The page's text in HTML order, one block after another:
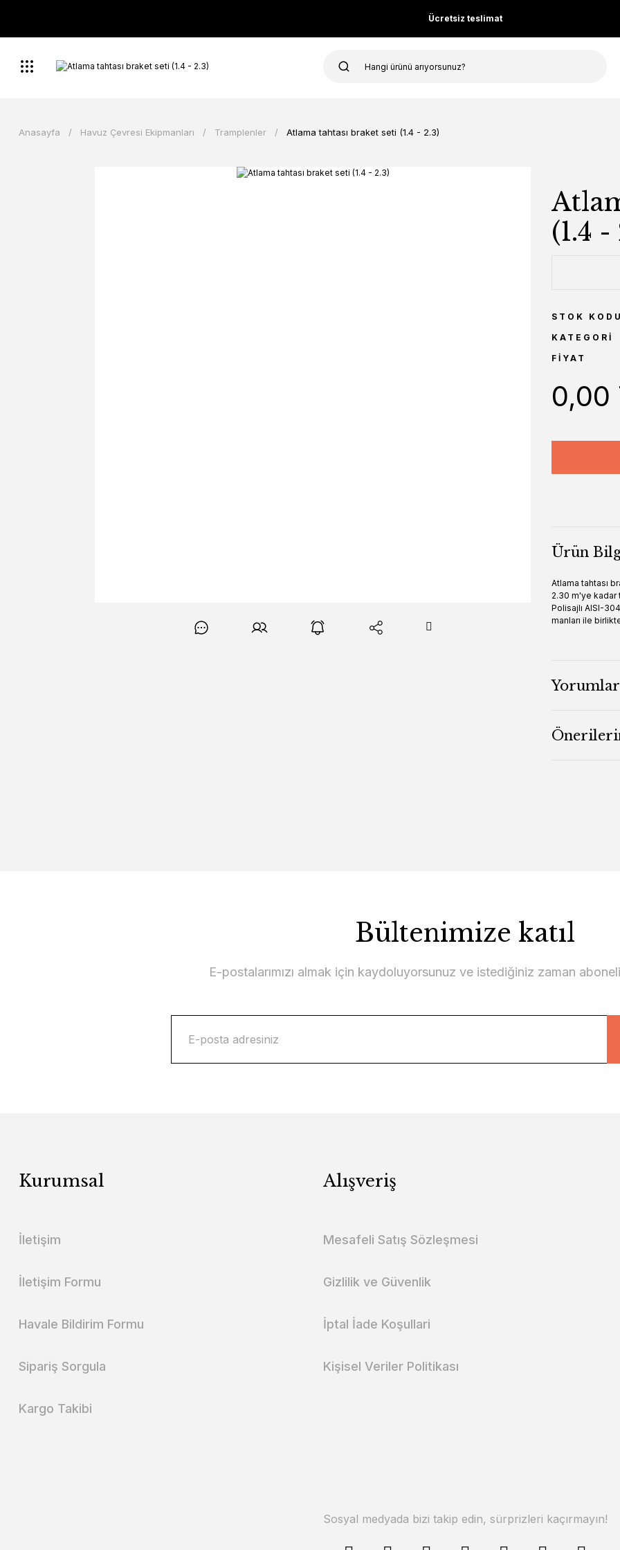
Ücretsiz teslimat
Anasayfa Havuz Çevresi Ekipmanları Tramplenler Atlama tahtası braket seti (1.4 - 2.3)
(1.4 -
STOK KODU
KATEGORI
FIYAT
0,00
Ürün
Atlama tahtası
2.30 m'ye kadar
Polisajlı AISI-
manları ile
Yorumlar
Bültenimize katıl
E-postalarımızı almak için kaydoluyorsunuz ve istediğiniz zaman
Kurumsal
İletişim
İletişim Formu
Havale Bildirim Formu
Sipariş Sorgula
Kargo Takibi
Alışveriş
Mesafeli Satış Sözleşmesi
Gizlilik ve Güvenlik
İptal İade Koşullari
Kişisel Veriler Politikası
Sosyal medyada bizi takip edin, sürprizleri kaçırmayın!